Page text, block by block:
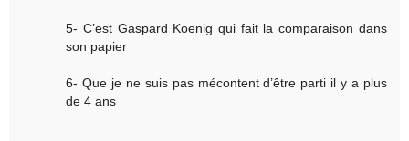
5- C’est Gaspard Koenig qui fait la comparaison dans
son papier
6- Que je ne suis pas mécontent d’être parti il y a plus
de 4 ans